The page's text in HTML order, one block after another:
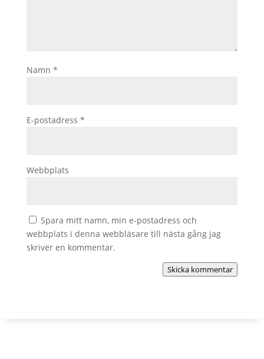
Namn *
E-postadress *
Webbplats
Spara mitt namn, min e-postadress och
webbplats i denna webbläsare till nästa gång jag
skriver en kommentar.
Skicka kommentar